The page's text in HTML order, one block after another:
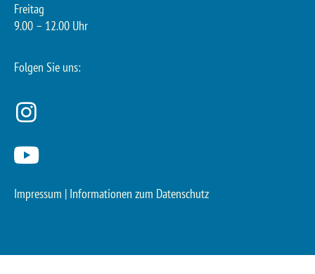
Freitag
9.00 – 12.00 Uhr
Folgen Sie uns:
Impressum | Informationen zum Datenschutz